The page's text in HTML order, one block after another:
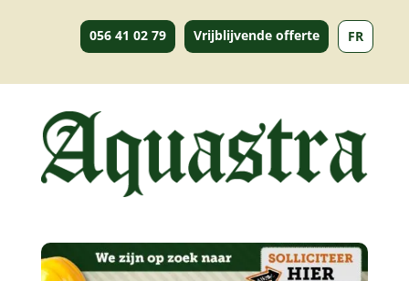
056 41 02 79 Vrijblijvende offerte FR